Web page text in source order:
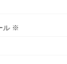
ル ※